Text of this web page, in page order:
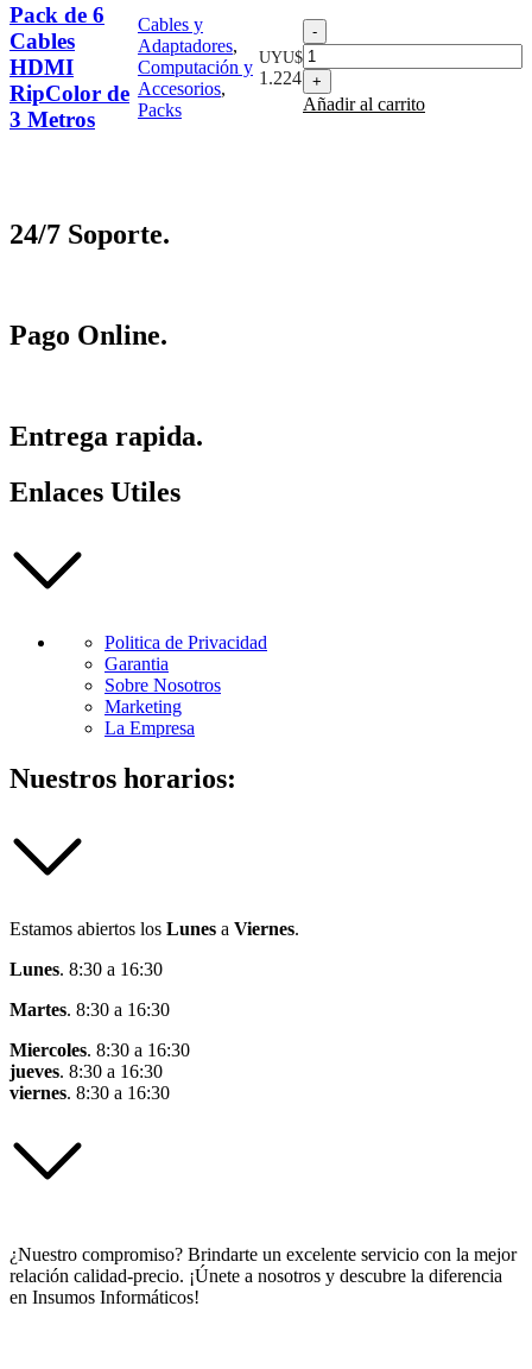
Pack de 6
Cables
HDMI
RipColor de
3 Metros
Cables y
Adaptadores,
Computación y
Accesorios,
Packs
UYU$
1.224
Pack
de
6
Cables
HDMI
Añadir al carrito
24/7 Soporte.
Pago Online.
Entrega rapida.
Enlaces Utiles
Politica de Privacidad
Garantia
Sobre Nosotros
Marketing
La Empresa
Nuestros horarios:
Estamos abiertos los Lunes a Viernes.
Lunes. 8:30 a 16:30
Martes. 8:30 a 16:30
Miercoles. 8:30 a 16:30
jueves. 8:30 a 16:30
viernes. 8:30 a 16:30
¿Nuestro compromiso? Brindarte un excelente servicio con la mejor
relación calidad-precio. ¡Únete a nosotros y descubre la diferencia
en Insumos Informáticos!